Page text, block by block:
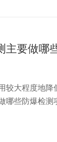
主要做哪
较大程度地
用防爆电气设备是一种基本常识。使用合格的防爆电